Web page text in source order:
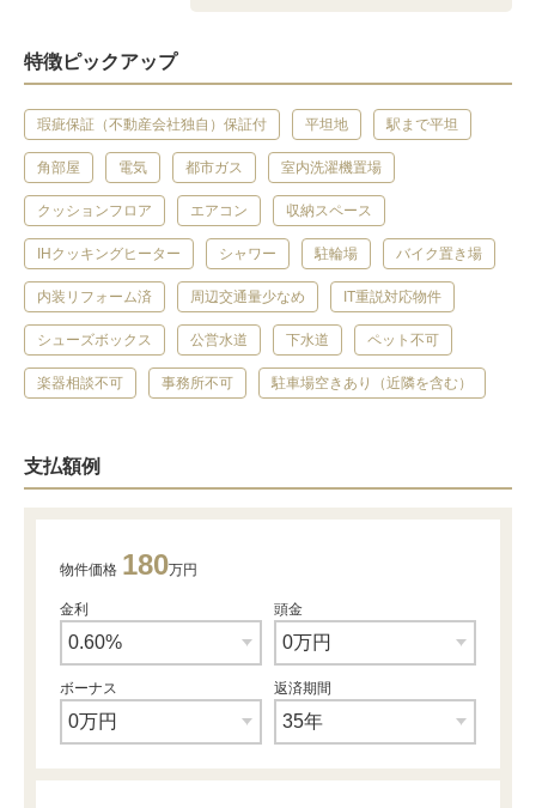
特徴ピックアップ
瑕疵保証（不動産会社独自）保証付 平坦地 駅まで平坦
角部屋 電気 都市ガス 室内洗濯機置場
クッションフロア エアコン 収納スペース
IHクッキングヒーター シャワー 駐輪場 バイク置き場
内装リフォーム済 周辺交通量少なめ IT重説対応物件
シューズボックス 公営水道 下水道 ペット不可
楽器相談不可 事務所不可 駐車場空きあり（近隣を含む）
支払額例
物件価格 180万円
金利 頭金
ボーナス 返済期間